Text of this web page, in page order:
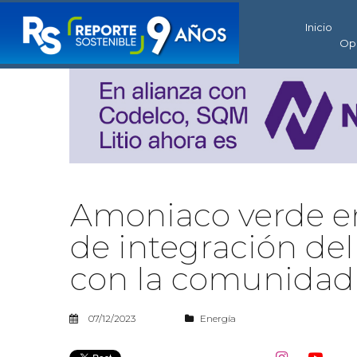
Inicio
Amoniaco verde
de integración
con la comunidad
07/12/2023 Energía